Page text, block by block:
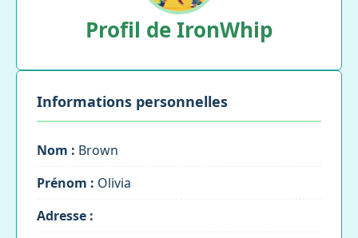
Profil de IronWhip
Informations personnelles
Nom : Brown
Prénom : Olivia
Adresse :